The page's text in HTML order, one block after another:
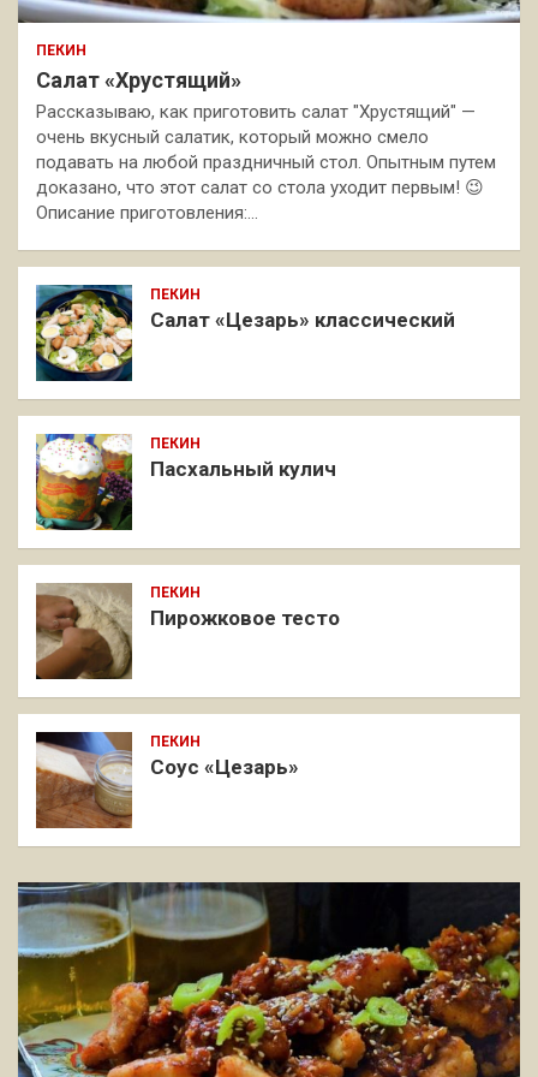
ПЕКИН
Салат «Хрустящий»
Рассказываю, как приготовить салат "Хрустящий" —
очень вкусный салатик, который можно смело
подавать на любой праздничный стол. Опытным путем
доказано, что этот салат со стола уходит первым! 😉
Описание приготовления:…
ПЕКИН
Салат «Цезарь» классический
ПЕКИН
Пасхальный кулич
ПЕКИН
Пирожковое тесто
ПЕКИН
Соус «Цезарь»